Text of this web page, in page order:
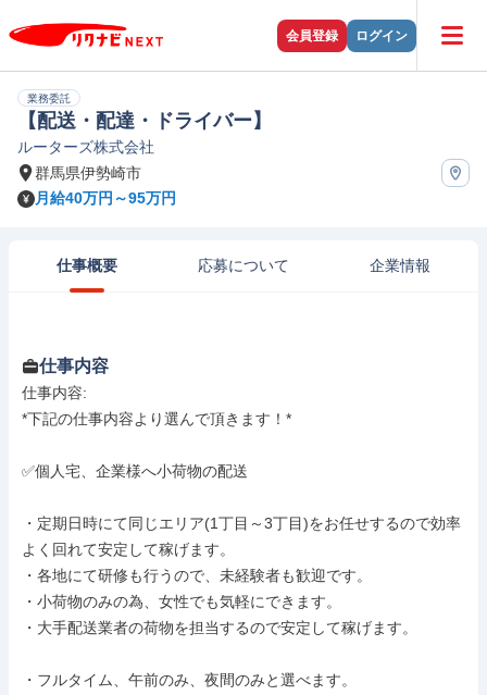
会員登録 ログイン
業務委託
【配送・配達・ドライバー】
ルーターズ株式会社
群馬県伊勢崎市
月給40万円～95万円
仕事概要 応募について 企業情報
仕事内容
仕事内容:
*下記の仕事内容より選んで頂きます！*
✅個人宅、企業様へ小荷物の配送
・定期日時にて同じエリア(1丁目～3丁目)をお任せするので効率
よく回れて安定して稼げます。
・各地にて研修も行うので、未経験者も歓迎です。
・小荷物のみの為、女性でも気軽にできます。
・大手配送業者の荷物を担当するので安定して稼げます。
・フルタイム、午前のみ、夜間のみと選べます。